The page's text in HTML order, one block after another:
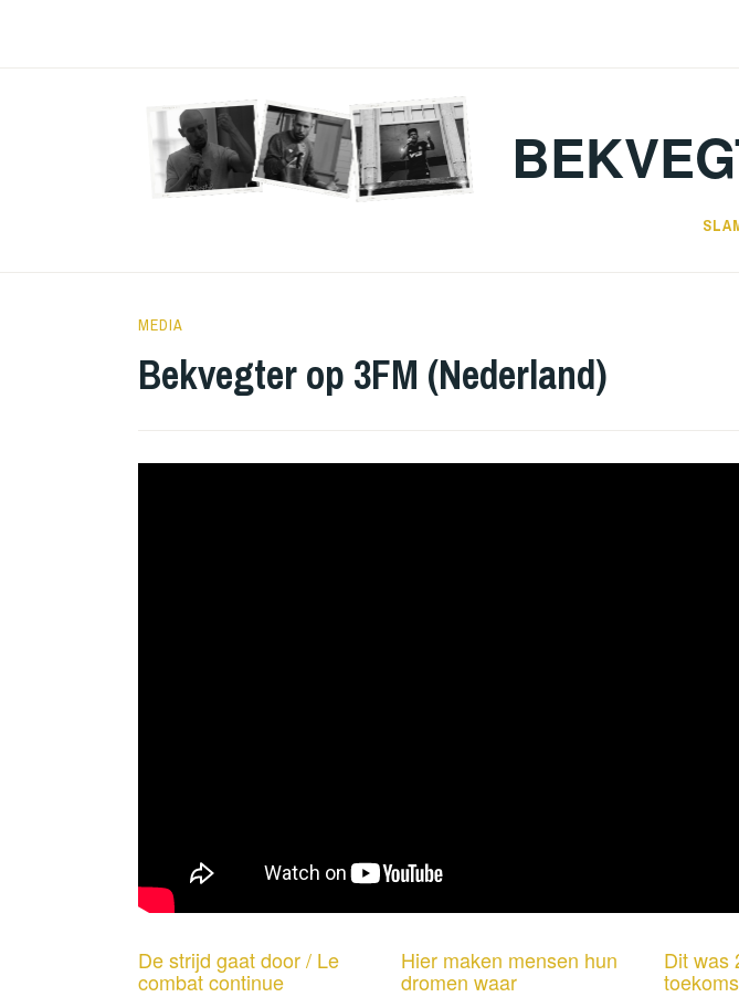
21
2019
BEKVEGTER
MEDIA
Bekvegter op 3FM (Nederland)
De strijd gaat door / Le
combat continue
Hier maken mensen hun
dromen waar
Dit was